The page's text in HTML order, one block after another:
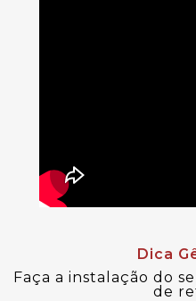
Dica
Faça a instalação do
de